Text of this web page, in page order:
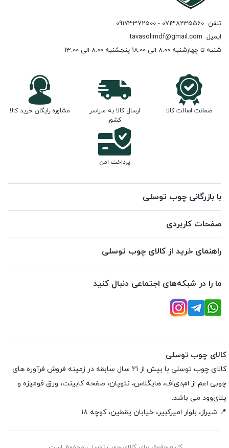
تلفن 07138235560 - 09173372500
ایمیل tavasolimdf@gmail.com
شنبه تا چهارشنبه 8:00 الی 18:00 پنجشنبه 8:00 الی 13:00
ضمانت اصالت کالا
ارسال کالا به سراسر
کشور
مشاوره رایگان خرید کالا
پرداخت امن
با بازرگانی چوب توسلی
صفحات کاربردی
راهنمای خرید از کالای چوب توسلی
ما را در شبکه‌های اجتماعی دنبال کنید
کالای چوب توسلی
کالای چوب توسلی با بیش از 21 سال سابقه در زمینه فروش فرآوره های
چوبی اعم از ام‌دی‌اف، هایگلاس، نئوپان، صفحه کابینت، ورق فومیزه و
پلای‌وود می باشد.
📍 شیراز، بلوار امیرکبیر، خیابان یقطین، کوچه ۱۸